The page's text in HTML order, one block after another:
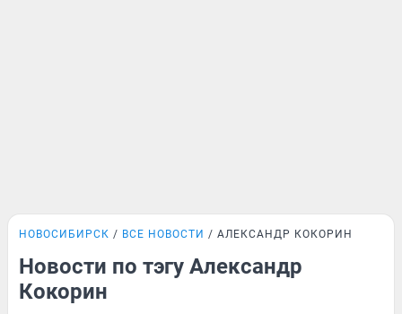
НОВОСИБИРСК ВСЕ НОВОСТИ АЛЕКСАНДР КОКОРИН
Новости по тэгу Александр
Кокорин